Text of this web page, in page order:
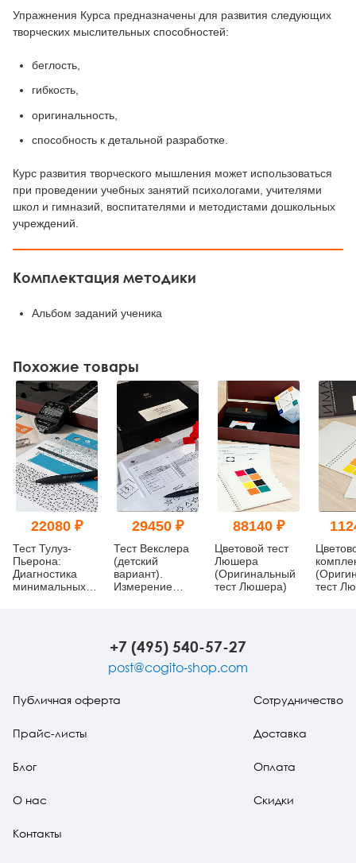
Упражнения Курса предназначены для развития следующих
творческих мыслительных способностей:
беглость,
гибкость,
оригинальность,
способность к детальной разработке.
Курс развития творческого мышления может использоваться
при проведении учебных занятий психологами, учителями
школ и гимназий, воспитателями и методистами дошкольных
учреждений.
Комплектация методики
Альбом заданий ученика
Похожие товары
22080 ₽
Тест Тулуз-
Пьерона:
Диагностика
минимальных
29450 ₽
Тест Векслера
(детский
вариант).
Измерение
88140 ₽
Цветовой тест
Люшера
(Оригинальный
тест Люшера)
тест
+7 (495) 540-57-27
post@cogito-shop.com
Публичная оферта
Прайс-листы
Блог
О нас
Контакты
Сотрудничество
Доставка
Оплата
Скидки